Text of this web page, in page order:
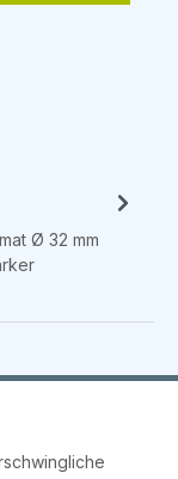
Ø 32 mm